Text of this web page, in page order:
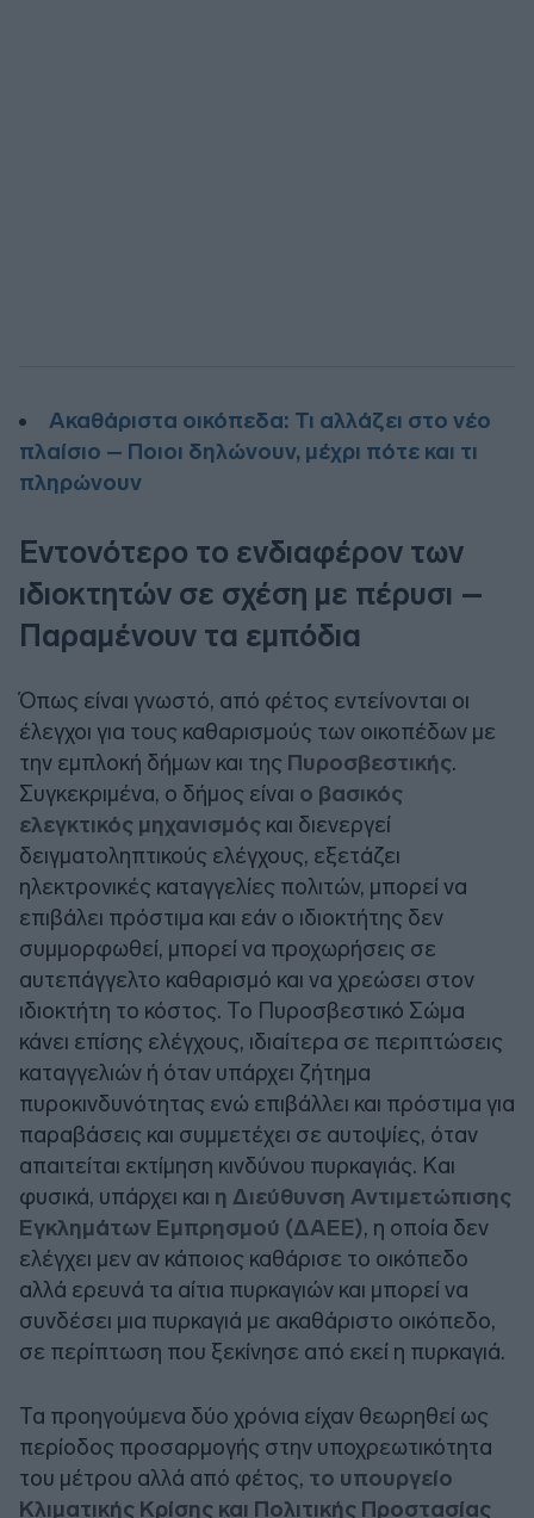
Ακαθάριστα οικόπεδα: Τι αλλάζει στο νέο
πλαίσιο – Ποιοι δηλώνουν, μέχρι πότε και τι
πληρώνουν
Εντονότερο το ενδιαφέρον των
ιδιοκτητών σε σχέση με πέρυσι –
Παραμένουν τα εμπόδια
Όπως είναι γνωστό, από φέτος εντείνονται οι
έλεγχοι για τους καθαρισμούς των οικοπέδων με
την εμπλοκή δήμων και της Πυροσβεστικής.
Συγκεκριμένα, ο δήμος είναι ο βασικός
ελεγκτικός μηχανισμός και διενεργεί
δειγματοληπτικούς ελέγχους, εξετάζει
ηλεκτρονικές καταγγελίες πολιτών, μπορεί να
επιβάλει πρόστιμα και εάν ο ιδιοκτήτης δεν
συμμορφωθεί, μπορεί να προχωρήσεις σε
αυτεπάγγελτο καθαρισμό και να χρεώσει στον
ιδιοκτήτη το κόστος. Το Πυροσβεστικό Σώμα
κάνει επίσης ελέγχους, ιδιαίτερα σε περιπτώσεις
καταγγελιών ή όταν υπάρχει ζήτημα
πυροκινδυνότητας ενώ επιβάλλει και πρόστιμα για
παραβάσεις και συμμετέχει σε αυτοψίες, όταν
απαιτείται εκτίμηση κινδύνου πυρκαγιάς. Και
φυσικά, υπάρχει και η Διεύθυνση Αντιμετώπισης
Εγκλημάτων Εμπρησμού (ΔΑΕΕ), η οποία δεν
ελέγχει μεν αν κάποιος καθάρισε το οικόπεδο
αλλά ερευνά τα αίτια πυρκαγιών και μπορεί να
συνδέσει μια πυρκαγιά με ακαθάριστο οικόπεδο,
σε περίπτωση που ξεκίνησε από εκεί η πυρκαγιά.
Τα προηγούμενα δύο χρόνια είχαν θεωρηθεί ως
περίοδος προσαρμογής στην υποχρεωτικότητα
του μέτρου αλλά από φέτος, το υπουργείο
Κλιματικής Κρίσης και Πολιτικής Προστασίας